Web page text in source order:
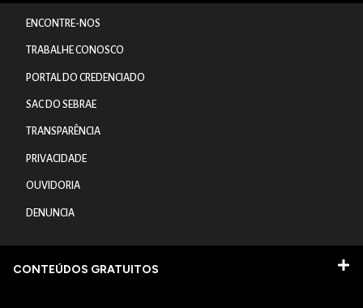
ENCONTRE-NOS
TRABALHE CONOSCO
PORTAL DO CREDENCIADO
SAC DO SEBRAE
TRANSPARÊNCIA
PRIVACIDADE
OUVIDORIA
DENUNCIA
CONTEÚDOS GRATUITOS